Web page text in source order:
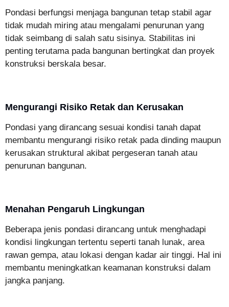
Pondasi berfungsi menjaga bangunan tetap stabil agar
tidak mudah miring atau mengalami penurunan yang
tidak seimbang di salah satu sisinya. Stabilitas ini
penting terutama pada bangunan bertingkat dan proyek
konstruksi berskala besar.
Mengurangi Risiko Retak dan Kerusakan
Pondasi yang dirancang sesuai kondisi tanah dapat
membantu mengurangi risiko retak pada dinding maupun
kerusakan struktural akibat pergeseran tanah atau
penurunan bangunan.
Menahan Pengaruh Lingkungan
Beberapa jenis pondasi dirancang untuk menghadapi
kondisi lingkungan tertentu seperti tanah lunak, area
rawan gempa, atau lokasi dengan kadar air tinggi. Hal ini
membantu meningkatkan keamanan konstruksi dalam
jangka panjang.